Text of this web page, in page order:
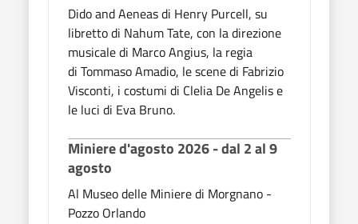
Dido and Aeneas di Henry Purcell, su
libretto di Nahum Tate, con la direzione
musicale di Marco Angius, la regia
di Tommaso Amadio, le scene di Fabrizio
Visconti, i costumi di Clelia De Angelis e
le luci di Eva Bruno.
Miniere d'agosto 2026 - dal 2 al 9
agosto
Al Museo delle Miniere di Morgnano -
Pozzo Orlando